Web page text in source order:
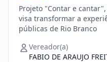
Projeto "Contar e
visa transformar a
públicas de Rio Branco
Vereador(a)
FABIO DE ARAUJO